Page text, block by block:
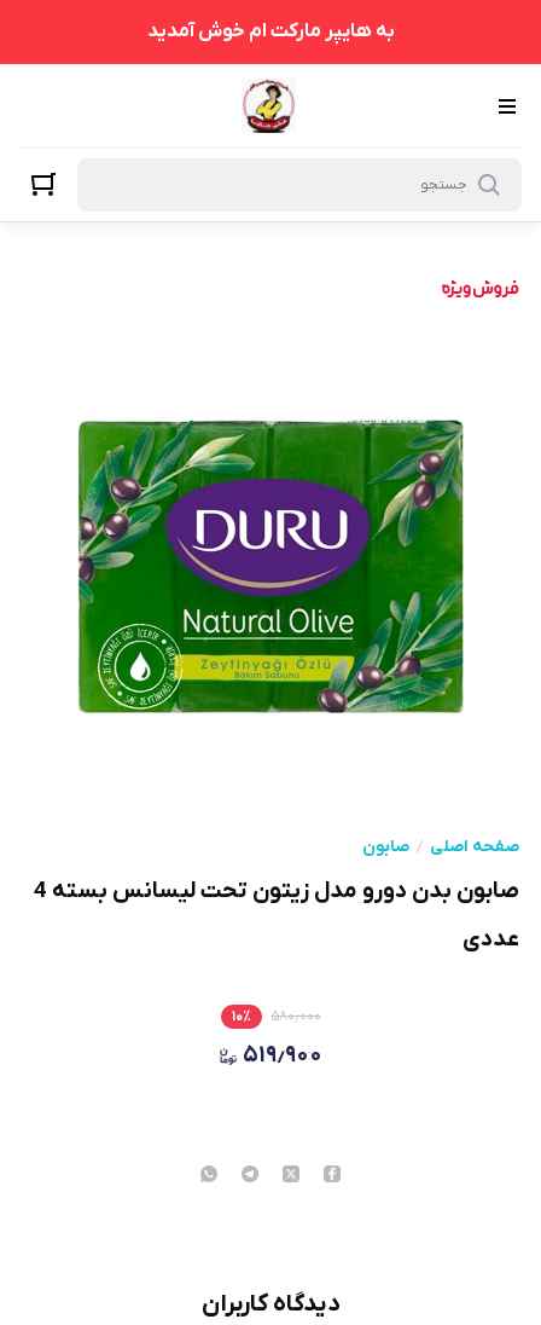
به هایپر مارکت ام خوش آمدید
صفحه اصلی صابون
صابون بدن دورو مدل زیتون تحت لیسانس بسته 4
عددی
۵۸۰٫۰۰۰ ۱۰٪
۵۱۹٫۹۰۰
دیدگاه کاربران